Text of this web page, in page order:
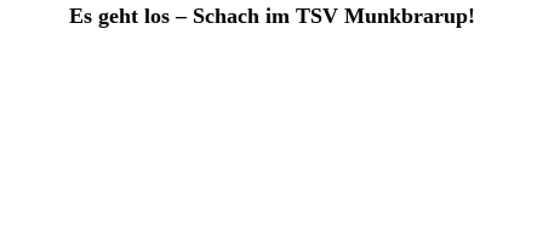
Es geht los – Schach im TSV Munkbrarup!